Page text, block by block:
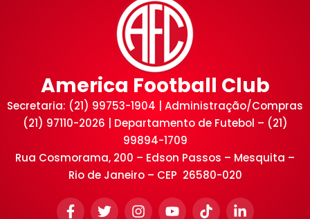
America Football Club
Secretaria: (21) 99753-1904 | Administração/Compras
(21) 97110-2026 | Departamento de Futebol – (21)
99894-1709
Rua Cosmorama, 200 – Edson Passos – Mesquita –
Rio de Janeiro – CEP 26580-020